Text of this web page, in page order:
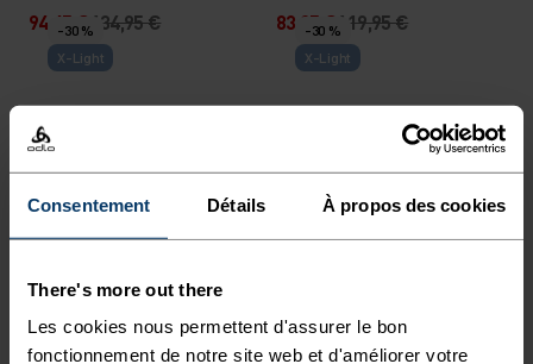
Consentement Détails À propos des cookies
There's more out there
Les cookies nous permettent d'assurer le bon
fonctionnement de notre site web et d'améliorer votre
94,45 €134,95 €
83,95 €119,95 €
-30 %
X-Light
%
Knit Dry débardeur
38,45 €54,95 €
-30 %
X-Light
Knit Dry débardeur
38,45 €54,95 €
%